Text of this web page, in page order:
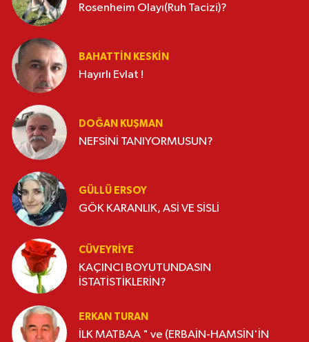
Rosenheim Olayı(Ruh Tacizi)?
BAHATTIN KESKİN
Hayırlı Evlat !
DOĞAN KUŞMAN
NEFSİNİ TANIYORMUSUN?
GÜLLÜ ERSOY
GÖK KARANLIK, ASİ VE SİSLİ
CÜVEYRIYE
KAÇINCI BOYUTUNDASIN
İSTATİSTİKLERİN?
ERKAN TURAN
İLK MATBAA " ve (ERBAİN-HAMSİN'İN